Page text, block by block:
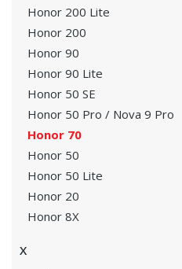
Honor 200 Lite
Honor 200
Honor 90
Honor 90 Lite
Honor 50 SE
Honor 50 Pro / Nova 9 Pro
Honor 70
Honor 50
Honor 50 Lite
Honor 20
Honor 8X
X